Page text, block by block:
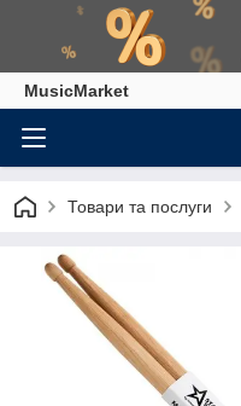
MusicMarket
Товари та послуги